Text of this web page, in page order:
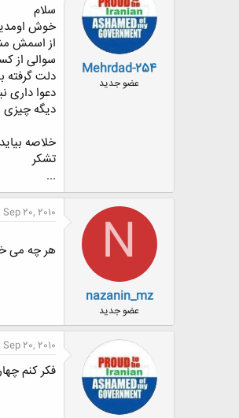
Mehrdad-254
عضو جدید
سلام
خوش
از اسمش
سوالی از
دلت گرفته
دعوا داری
دیگه چیزی
خلاصه
تشکر
...
N
nazanin_mz
عضو جدید
Sep 20, 2010
هر چه می
Sep 20, 2010
فکر کنم